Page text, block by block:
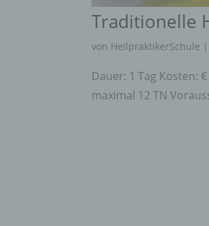
Traditionelle
von HeilpraktikerSchule |
Dauer: 1 Tag Kosten:
maximal 12 TN